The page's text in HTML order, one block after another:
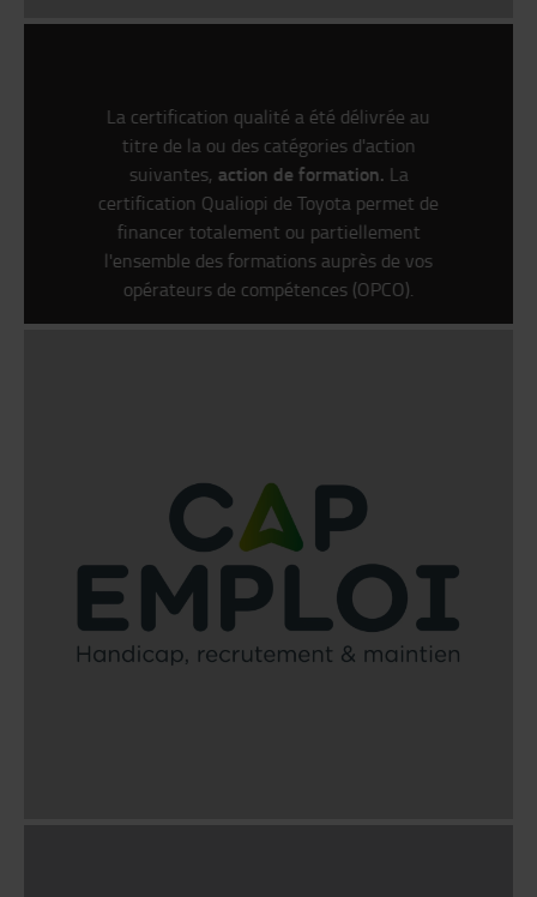
La certification qualité a été délivrée au
titre de la ou des catégories d'action
suivantes, action de formation. La
certification Qualiopi de Toyota permet de
financer totalement ou partiellement
l'ensemble des formations auprès de vos
opérateurs de compétences (OPCO).